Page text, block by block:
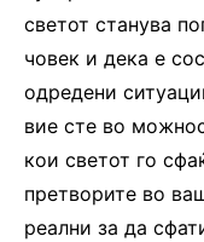
светот станува
човек и дека е
одредени
вие сте во
кои светот го
претворите во
реални за да